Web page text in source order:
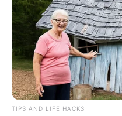
TIPS AND LIFE HACKS